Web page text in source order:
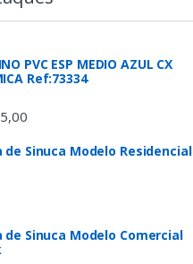
PVC ESP MEDIO AZUL CX
Ref:73334
de Sinuca Modelo Residencial
de Sinuca Modelo Comercial